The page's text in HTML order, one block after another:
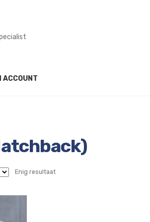
ACCOUNT
Enig resultaat